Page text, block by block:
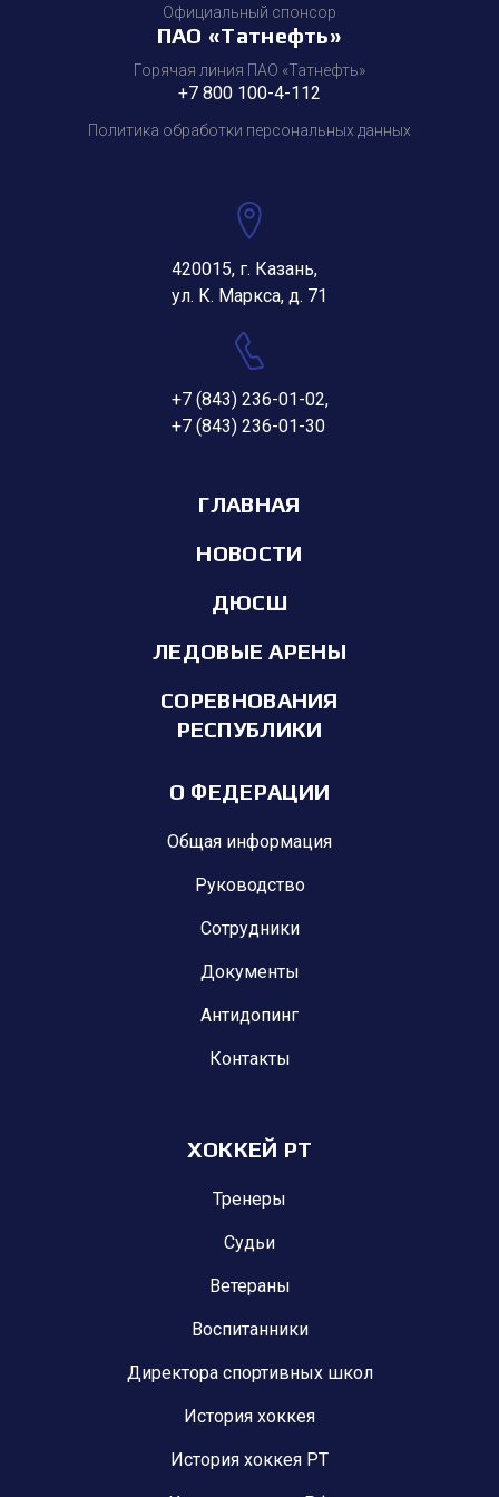
Официальный спонсор
ПАО «Татнефть»
Горячая линия ПАО «Татнефть»
+7 800 100-4-112
Политика обработки персональных данных
420015, г. Казань,
ул. К. Маркса, д. 71
+7 (843) 236-01-02,
+7 (843) 236-01-30
ГЛАВНАЯ
НОВОСТИ
ДЮСШ
ЛЕДОВЫЕ АРЕНЫ
СОРЕВНОВАНИЯ
РЕСПУБЛИКИ
О ФЕДЕРАЦИИ
Общая информация
Руководство
Сотрудники
Документы
Антидопинг
Контакты
ХОККЕЙ РТ
Тренеры
Судьи
Ветераны
Воспитанники
Директора спортивных школ
История хоккея
История хоккея РТ